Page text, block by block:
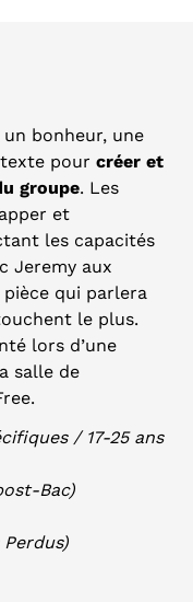
bonheur, une
pour créer et
groupe. Les
et
les capacités
Jeremy aux
qui parlera
le plus.
lors d’une
salle de
/ 17-25 ans
Bac)
Perdus)